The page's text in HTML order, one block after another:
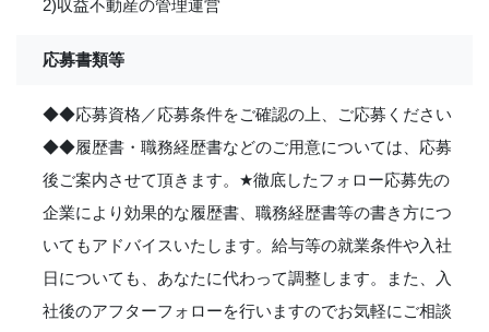
2)収益不動産の管理運営
応募書類等
◆◆応募資格／応募条件をご確認の上、ご応募ください
◆◆履歴書・職務経歴書などのご用意については、応募
後ご案内させて頂きます。 ★徹底したフォロー応募先の
企業により効果的な履歴書、職務経歴書等の書き方につ
いてもアドバイスいたします。給与等の就業条件や入社
日についても、あなたに代わって調整します。また、入
社後のアフターフォローを行いますのでお気軽にご相談